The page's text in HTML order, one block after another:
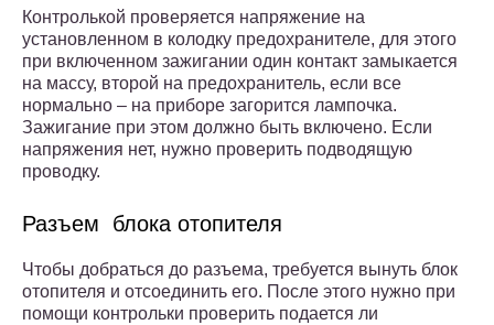
Контролькой проверяется напряжение на
установленном в колодку предохранителе, для этого
при включенном зажигании один контакт замыкается
на массу, второй на предохранитель, если все
нормально – на приборе загорится лампочка.
Зажигание при этом должно быть включено. Если
напряжения нет, нужно проверить подводящую
проводку.
Разъем блока отопителя
Чтобы добраться до разъема, требуется вынуть блок
отопителя и отсоединить его. После этого нужно при
помощи контрольки проверить подается ли